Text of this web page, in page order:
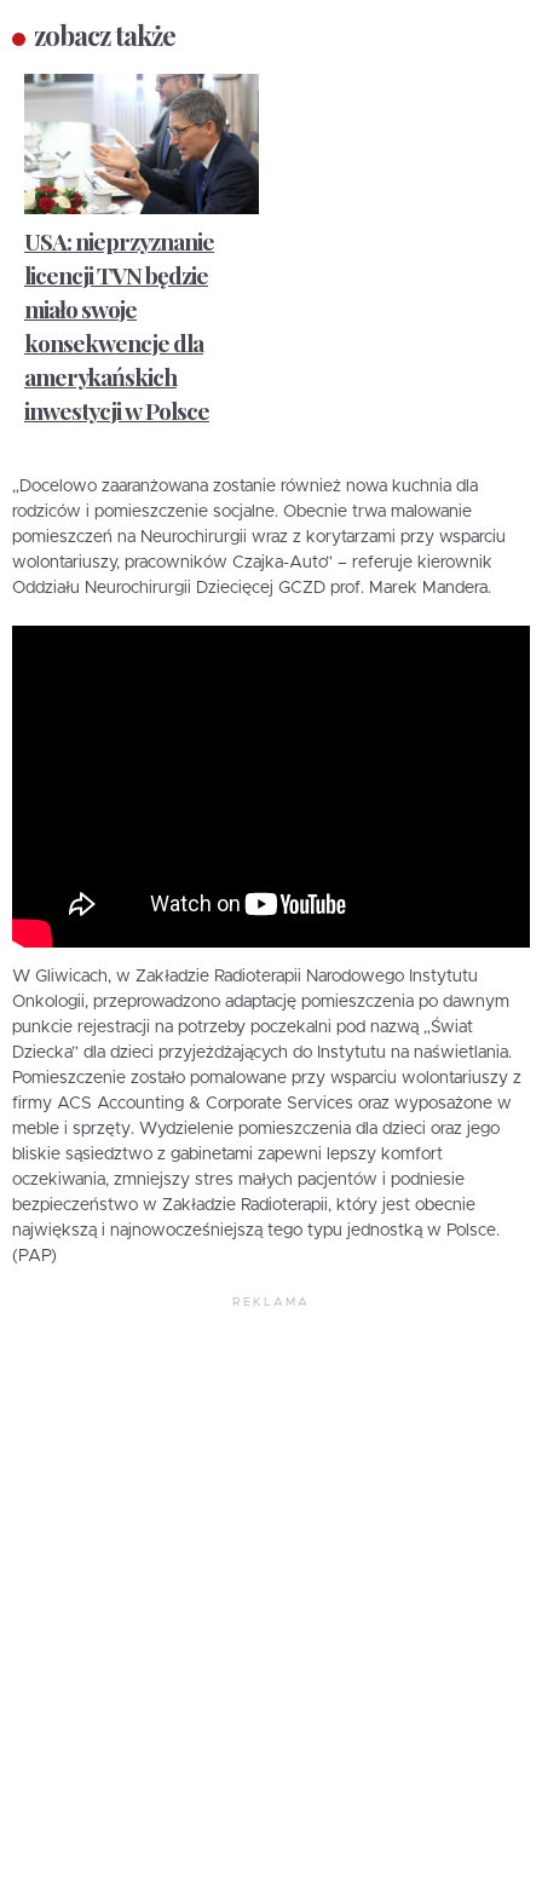
zobacz także
USA: nieprzyznanie
licencji TVN będzie
miało swoje
konsekwencje dla
amerykańskich
inwestycji w Polsce
„Docelowo zaaranżowana zostanie również nowa kuchnia dla
rodziców i pomieszczenie socjalne. Obecnie trwa malowanie
pomieszczeń na Neurochirurgii wraz z korytarzami przy wsparciu
wolontariuszy, pracowników Czajka-Auto” – referuje kierownik
Oddziału Neurochirurgii Dziecięcej GCZD prof. Marek Mandera.
W Gliwicach, w Zakładzie Radioterapii Narodowego Instytutu
Onkologii, przeprowadzono adaptację pomieszczenia po dawnym
punkcie rejestracji na potrzeby poczekalni pod nazwą „Świat
Dziecka” dla dzieci przyjeżdżających do Instytutu na naświetlania.
Pomieszczenie zostało pomalowane przy wsparciu wolontariuszy z
firmy ACS Accounting & Corporate Services oraz wyposażone w
meble i sprzęty. Wydzielenie pomieszczenia dla dzieci oraz jego
bliskie sąsiedztwo z gabinetami zapewni lepszy komfort
oczekiwania, zmniejszy stres małych pacjentów i podniesie
bezpieczeństwo w Zakładzie Radioterapii, który jest obecnie
największą i najnowocześniejszą tego typu jednostką w Polsce.
(PAP)
REKLAMA